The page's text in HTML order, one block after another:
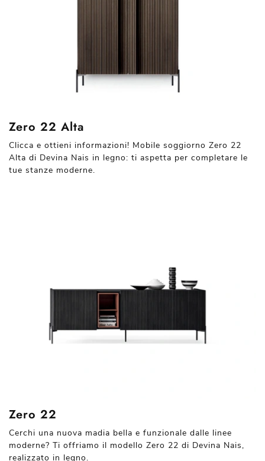
Zero 22 Alta
Clicca e ottieni informazioni! Mobile soggiorno Zero 22
Alta di Devina Nais in legno: ti aspetta per completare le
tue stanze moderne.
Zero 22
Cerchi una nuova madia bella e funzionale dalle linee
moderne? Ti offriamo il modello Zero 22 di Devina Nais,
realizzato in legno.